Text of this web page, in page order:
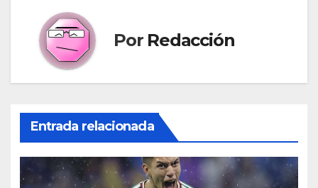
Por Redacción
Entrada relacionada